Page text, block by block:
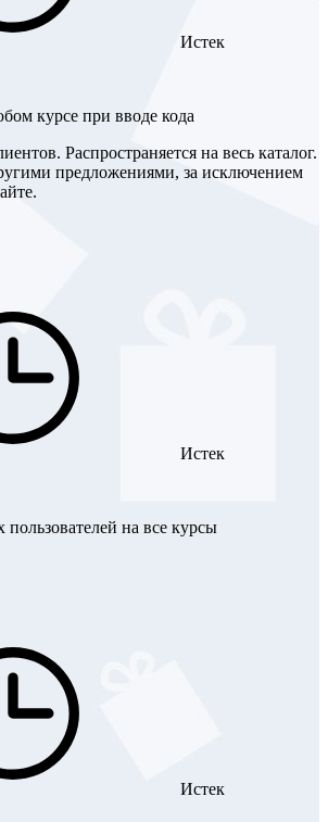
Истек
курсе при вводе кода
Распространяется на весь каталог.
предложениями, за исключением
Истек
на все курсы
Истек